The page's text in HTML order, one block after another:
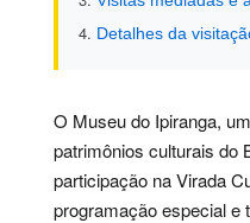
Detalhes da
O Museu do Ipiranga,
patrimônios culturais do
participação na Virada
programação especial e